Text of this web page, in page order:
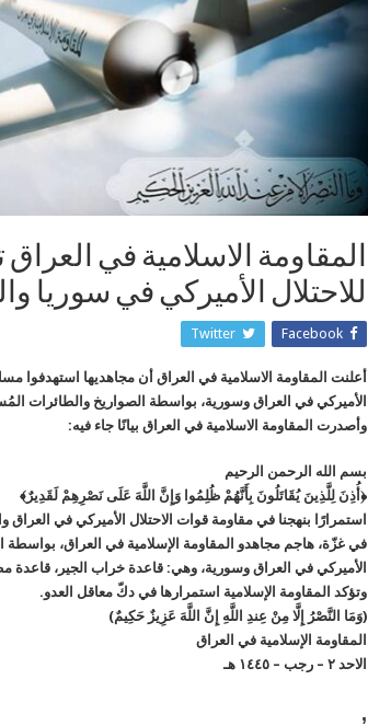
المقاومة الاسلامية في
للاحتلال الأميركي في سوريا
Facebook
Twitter
الأميركي في العراق وسورية، بواسطة الصواريخ والطائرات
وأصدرت المقاومة الاسلامية في العراق بيانًا جاء فيه:
بسم الله الرحمن الرحيم
‏﴿أُذِنَ لِلَّذِينَ يُقَاتَلُونَ بِأَنَّهُمْ ظُلِمُوا وَإِنَّ اللَّهَ عَلَى نَصْرِهِمْ لَقَدِيرٌ﴾‏
استمرارًا بنهجنا في مقاومة قوات الاحتلال الأميركي في
في غزّة، هاجم مجاهدو المقاومة الإسلامية في العراق، بواسطة
الأميركي في العراق وسورية، وهي: قاعدة خراب الجير، قاعدة
وتؤكد المقاومة الإسلامية استمرارها في دكّ معاقل العدو.
(وَمَا النَّصْرُ إِلَّا مِنْ عِندِ اللَّهِ إِنَّ اللَّهَ عَزِيزٌ حَكِيمٌ)
المقاومة الإسلامية في العراق
الاحد ٢ – رجب – ١٤٤٥ هـ
,